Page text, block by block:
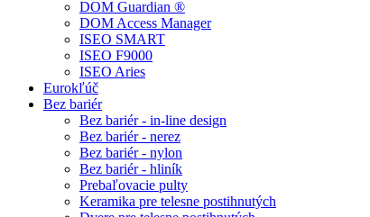
DOM Guardian ®
DOM Access Manager
ISEO SMART
ISEO F9000
ISEO Aries
Eurokľúč
Bez bariér
Bez bariér - in-line design
Bez bariér - nerez
Bez bariér - nylon
Bez bariér - hliník
Prebaľovacie pulty
Keramika pre telesne postihnutých